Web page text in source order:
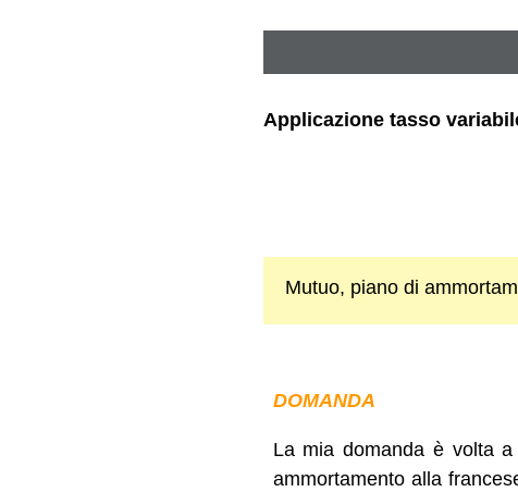
Applicazione tasso
Mutuo, piano di
DOMANDA
La mia domanda è volta
ammortamento alla